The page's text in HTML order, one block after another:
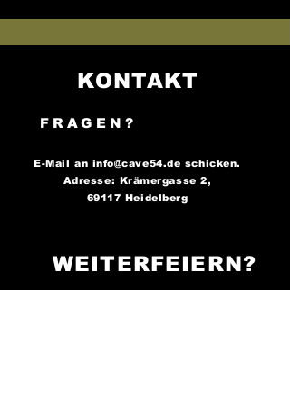
KONTAKT
FRAGEN?
E-Mail an info@cave54.de schicken.
Adresse: Krämergasse 2,
69117 Heidelberg
WEITERFEIERN?